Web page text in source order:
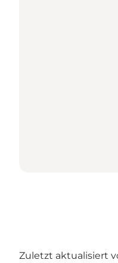
Zuletzt aktualisiert